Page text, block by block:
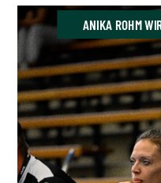
ANIKA ROHM